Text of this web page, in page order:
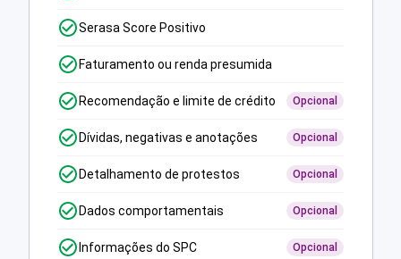
Serasa Score Positivo
Faturamento ou renda presumida
Recomendação e limite de crédito Opcional
Dívidas, negativas e anotações Opcional
Detalhamento de protestos Opcional
Dados comportamentais Opcional
Informações do SPC Opcional